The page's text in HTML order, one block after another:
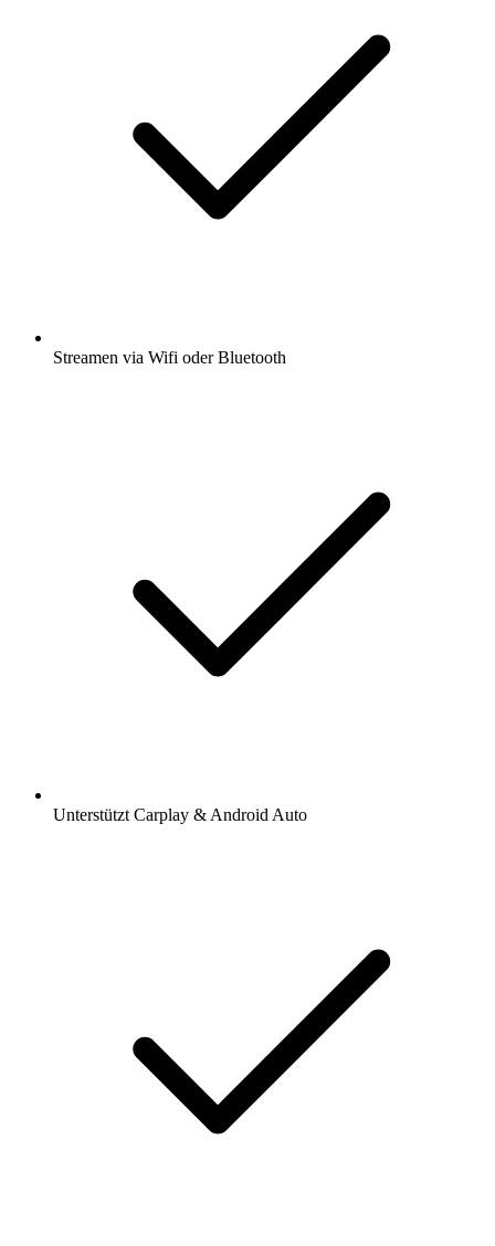
Streamen via Wifi oder Bluetooth
Unterstützt Carplay & Android Auto